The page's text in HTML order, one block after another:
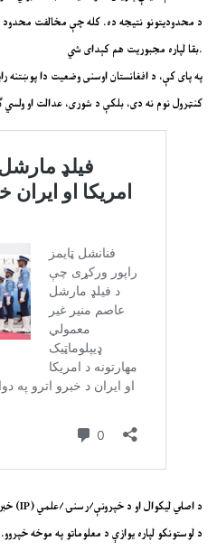
د محدودیتونو نتیجه ده. کله چې مخالفت محدود
بقا لپاره مجبوریت هم کېدای شي.
په پای کې، د افغانستان اوسنی وضعیت دا پوښتنه
کنټرول نوم نه دی، بلکې د شوری، عدالت او